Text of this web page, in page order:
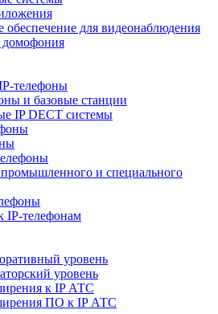
для видеонаблюдения
домофония
телефоны
и базовые станции
IP DECT системы
и специального
IP-телефонам
уровень
уровень
к IP АТС
ПО к IP АТС